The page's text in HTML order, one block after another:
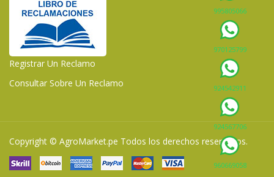
Registrar Un Reclamo
Consultar Sobre Un Reclamo
Copyright © AgroMarket.pe Todos los derechos reservados.
995805066
970125799
924542911
924567706
960669058